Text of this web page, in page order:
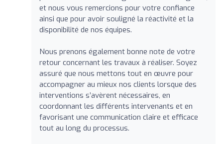
et nous vous remercions pour votre confiance
ainsi que pour avoir souligné la réactivité et la
disponibilité de nos équipes.
Nous prenons également bonne note de votre
retour concernant les travaux à réaliser. Soyez
assuré que nous mettons tout en œuvre pour
accompagner au mieux nos clients lorsque des
interventions s’avèrent nécessaires, en
coordonnant les différents intervenants et en
favorisant une communication claire et efficace
tout au long du processus.